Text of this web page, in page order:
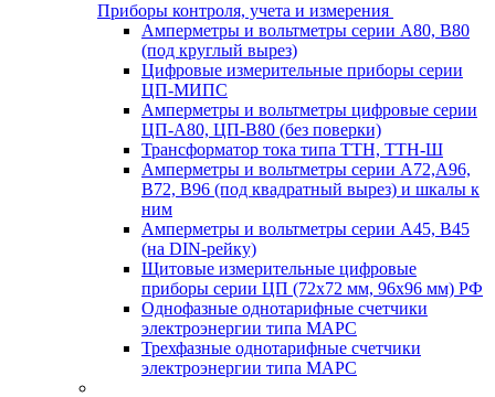
Приборы контроля, учета и измерения
Амперметры и вольтметры серии А80, В80
(под круглый вырез)
Цифровые измерительные приборы серии
ЦП-МИПС
Амперметры и вольтметры цифровые серии
ЦП-А80, ЦП-В80 (без поверки)
Трансформатор тока типа ТТН, ТТН-Ш
Амперметры и вольтметры серии А72,А96,
В72, В96 (под квадратный вырез) и шкалы к
ним
Амперметры и вольтметры серии А45, В45
(на DIN-рейку)
Щитовые измерительные цифровые
приборы серии ЦП (72х72 мм, 96х96 мм) РФ
Однофазные однотарифные счетчики
электроэнергии типа МАРС
Трехфазные однотарифные счетчики
электроэнергии типа МАРС